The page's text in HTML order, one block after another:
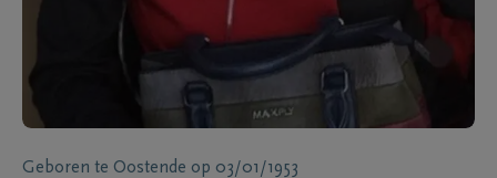
Geboren te Oostende op 03/01/1953